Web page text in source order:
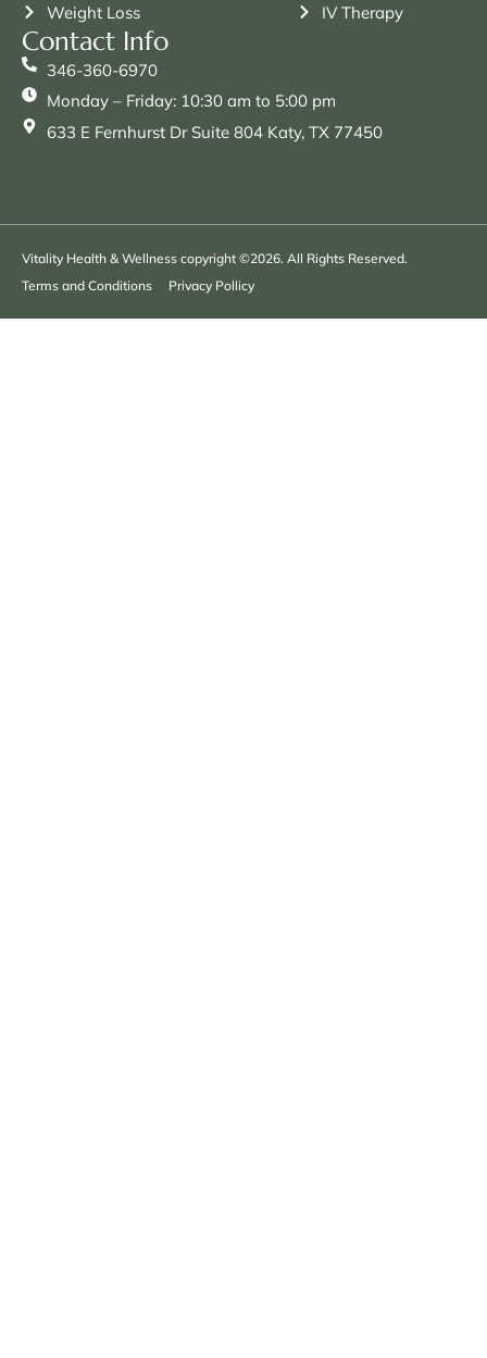
Weight Loss
IV Therapy
Contact Info
346-360-6970
Monday – Friday: 10:30 am to 5:00 pm
633 E Fernhurst Dr Suite 804 Katy, TX 77450
Vitality Health & Wellness copyright ©2026. All Rights Reserved.
Terms and Conditions
Privacy Pollicy